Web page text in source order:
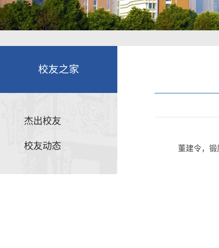
校友之家
杰出校友
校友动态 董建令，